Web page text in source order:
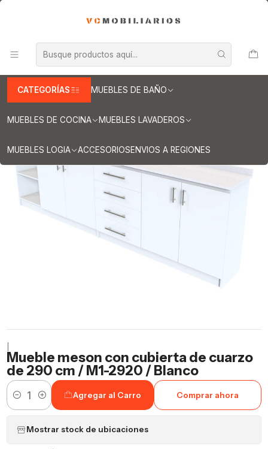
CATEGORÍAS MUEBLES DE BAÑO
MUEBLES DE COCINA MUEBLES LAVADEROS
MUEBLES LOGIA ACCESORIOSENVIOS A REGIONES
Mueble meson con cubierta de cuarzo de 290 cm / M1-2920 /
Mueble meson con cubierta de cuarzo
de 290 cm / M1-2920 / Blanco
Cantidad
Agregar al Carro Comprar ahora
Mostrar stock de ubicaciones